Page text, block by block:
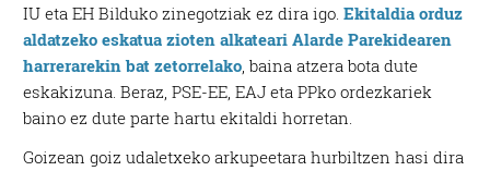
IU eta EH Bilduko zinegotziak ez dira igo.Ekitaldia orduz
aldatzeko eskatua zioten alkateari Alarde Parekidearen
harrerarekin bat zetorrelako, baina atzera bota dute
eskakizuna. Beraz, PSE-EE, EAJ eta PPko ordezkariek
baino ez dute parte hartu ekitaldi horretan.
Goizean goiz udaletxeko arkupeetara hurbiltzen hasi dira